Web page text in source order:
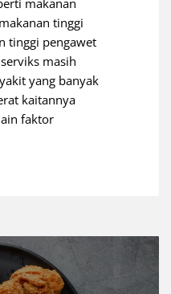
tinggi
tinggi pengawet
masih
yang banyak
kaitannya
faktor